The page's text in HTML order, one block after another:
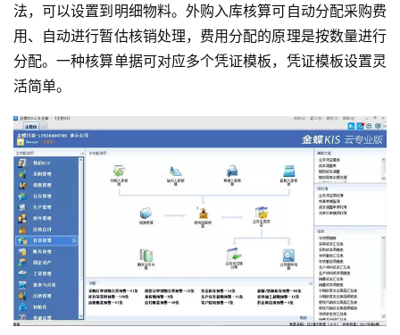
法，可以设置到明细物料。外购入库核算可自动分配采购费
用、自动进行暂估核销处理，费用分配的原理是按数量进行
分配。一种核算单据可对应多个凭证模板，凭证模板设置灵
活简单。